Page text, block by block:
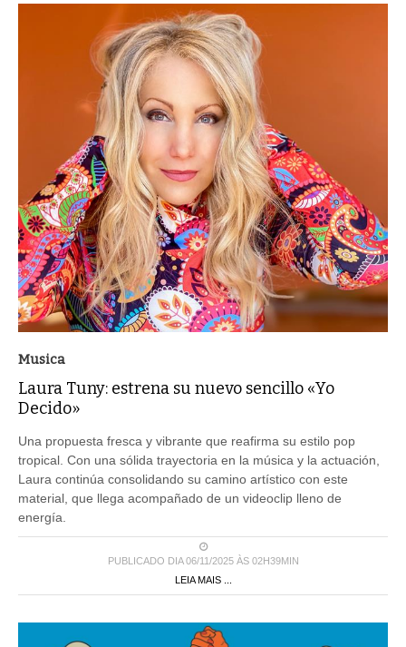
Musica
Laura Tuny: estrena su nuevo sencillo «Yo
Decido»
Una propuesta fresca y vibrante que reafirma su estilo pop
tropical. Con una sólida trayectoria en la música y la actuación,
Laura continúa consolidando su camino artístico con este
material, que llega acompañado de un videoclip lleno de
energía.
PUBLICADO DIA 06/11/2025 ÀS 02H39MIN
LEIA MAIS ...